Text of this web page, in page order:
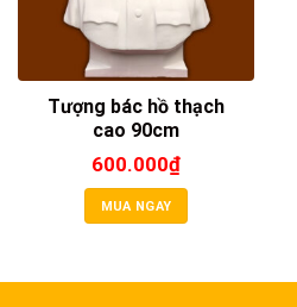
Tượng bác hồ thạch
cao 90cm
600.000₫
MUA NGAY